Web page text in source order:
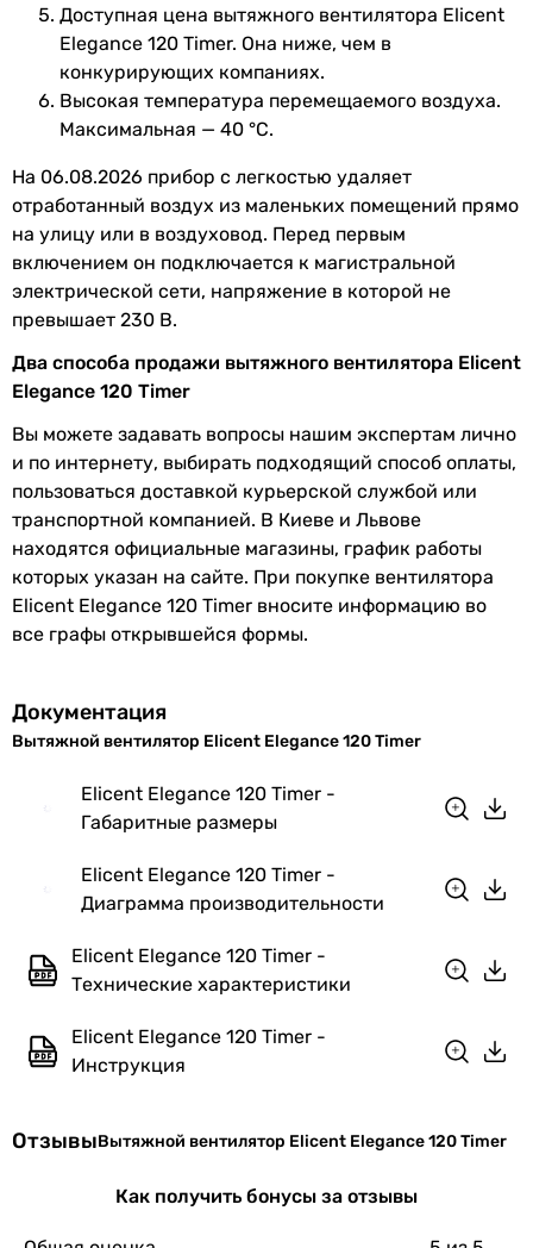
патрубка
Цвет белый
Ширина
панели
180 мм
Высота
передней
панели
180 мм
Глубина
передней
панели
44 мм
Вес 1.1 кг
Гарантия
Гарантия 12 мес.
Увидели ошибку в описании или характеристиках?
Характеристики, комплектация и фотографии Elicent
изменяться производителем без уведомления. Магазин не
несет ответственности за изменения, внесенные
производителем.
Доступная цена вытяжного вентилятора Elicent
Elegance 120 Timer. Она ниже, чем в
конкурирующих компаниях.
Высокая температура перемещаемого воздуха.
Максимальная — 40 °C.
На 06.08.2026 прибор с легкостью удаляет
отработанный воздух из маленьких помещений прямо
на улицу или в воздуховод. Перед первым
включением он подключается к магистральной
электрической сети, напряжение в которой не
превышает 230 В.
Два способа продажи вытяжного вентилятора Elicent
Elegance 120 Timer
Вы можете задавать вопросы нашим экспертам лично
и по интернету, выбирать подходящий способ оплаты,
пользоваться доставкой курьерской службой или
транспортной компанией. В Киеве и Львове
находятся официальные магазины, график работы
которых указан на сайте. При покупке вентилятора
Elicent Elegance 120 Timer вносите информацию во
все графы открывшейся формы.
Документация
Вытяжной вентилятор Elicent Elegance 120 Timer
Elicent Elegance 120 Timer -
Габаритные размеры
Elicent Elegance 120 Timer -
Диаграмма производительности
Elicent Elegance 120 Timer -
Технические характеристики
Elicent Elegance 120 Timer -
Инструкция
ОтзывыВытяжной вентилятор Elicent Elegance 120 Timer
Как получить бонусы за отзывы